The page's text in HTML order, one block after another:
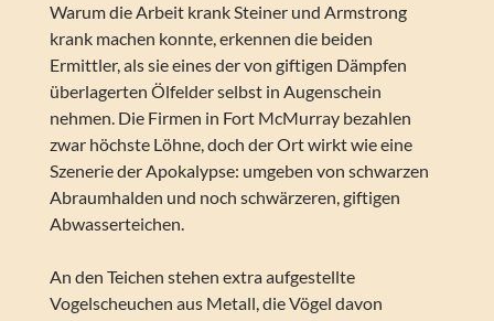
Warum die Arbeit krank Steiner und Armstrong
krank machen konnte, erkennen die beiden
Ermittler, als sie eines der von giftigen Dämpfen
überlagerten Ölfelder selbst in Augenschein
nehmen. Die Firmen in Fort McMurray bezahlen
zwar höchste Löhne, doch der Ort wirkt wie eine
Szenerie der Apokalypse: umgeben von schwarzen
Abraumhalden und noch schwärzeren, giftigen
Abwasserteichen.
An den Teichen stehen extra aufgestellte
Vogelscheuchen aus Metall, die Vögel davon